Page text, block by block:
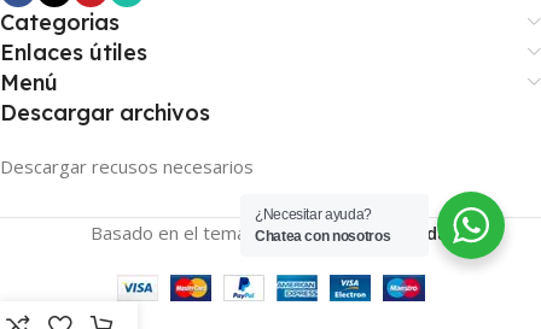
Tecnologia doble pared al
vacio, para una máxima
retención de temperatura
RETENCIÓN TÉRMICA
Promedio de 4 horas caliente y
PRESENTACIÓN caja
Categorias
Enlaces útiles
Menú
Descargar archivos
Descargar recusos necesarios
Basado en el tema SENDBOX2026Tienda
¿Necesitar ayuda?
Chatea con nosotros